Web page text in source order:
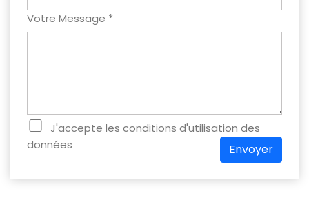
Votre Message *
J'accepte les conditions d'utilisation des
données
Envoyer